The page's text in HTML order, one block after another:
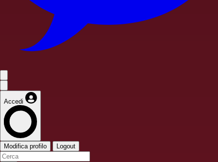
Accedi
Modifica profilo Logout